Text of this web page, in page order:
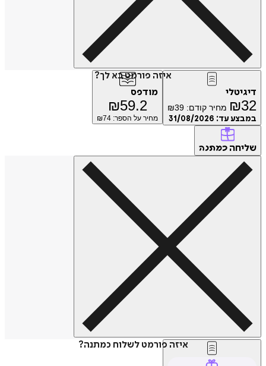
איזה פורמט בא לך?
דיגיטלי
₪32 מחיר קודם: ₪39
במבצע עד: 31/08/2026
מודפס
₪59.2
מחיר על הספר: ₪ 74
שליחה כמתנה
איזה פורמט לשלוח כמתנה?